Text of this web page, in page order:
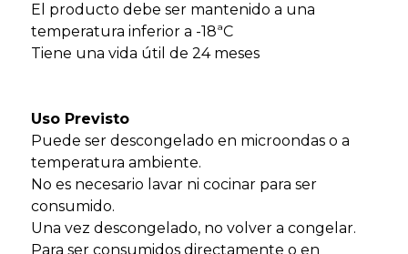
El producto debe ser mantenido a una
temperatura inferior a -18ªC
Tiene una vida útil de 24 meses
Uso Previsto
Puede ser descongelado en microondas o a
temperatura ambiente.
No es necesario lavar ni cocinar para ser
consumido.
Una vez descongelado, no volver a congelar.
Para ser consumidos directamente o en